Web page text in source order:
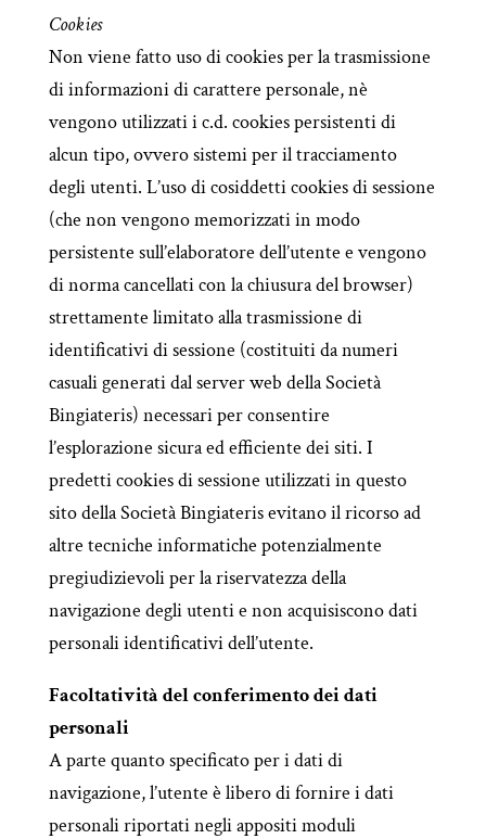
Cookies
Non viene fatto uso di cookies per la trasmissione
di informazioni di carattere personale, nè
vengono utilizzati i c.d. cookies persistenti di
alcun tipo, ovvero sistemi per il tracciamento
degli utenti. L’uso di cosiddetti cookies di sessione
(che non vengono memorizzati in modo
persistente sull’elaboratore dell’utente e vengono
di norma cancellati con la chiusura del browser)
strettamente limitato alla trasmissione di
identificativi di sessione (costituiti da numeri
casuali generati dal server web della Società
Bingiateris) necessari per consentire
l’esplorazione sicura ed efficiente dei siti. I
predetti cookies di sessione utilizzati in questo
sito della Società Bingiateris evitano il ricorso ad
altre tecniche informatiche potenzialmente
pregiudizievoli per la riservatezza della
navigazione degli utenti e non acquisiscono dati
personali identificativi dell’utente.
Facoltatività del conferimento dei dati
personali
A parte quanto specificato per i dati di
navigazione, l’utente è libero di fornire i dati
personali riportati negli appositi moduli